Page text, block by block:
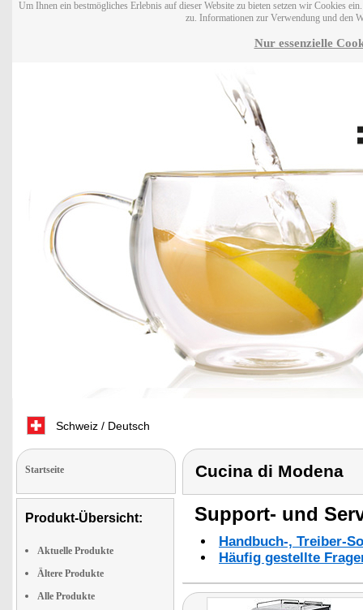
Um Ihnen ein bestmögliches Erlebnis auf dieser Website zu bieten setzen wir Cookies
zu. Informationen zur Verwendung und den
Nur essenzielle
Schweiz / Deutsch
Startseite
Produkt-Übersicht:
Aktuelle Produkte
Ältere Produkte
Alle Produkte
Cucina di Modena
Support- und
Handbuch-, Treiber-
Häufig gestellte